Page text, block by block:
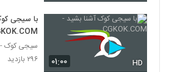
۰۱:۰۰ HD
با سیجی
۲۹۶ بازدید